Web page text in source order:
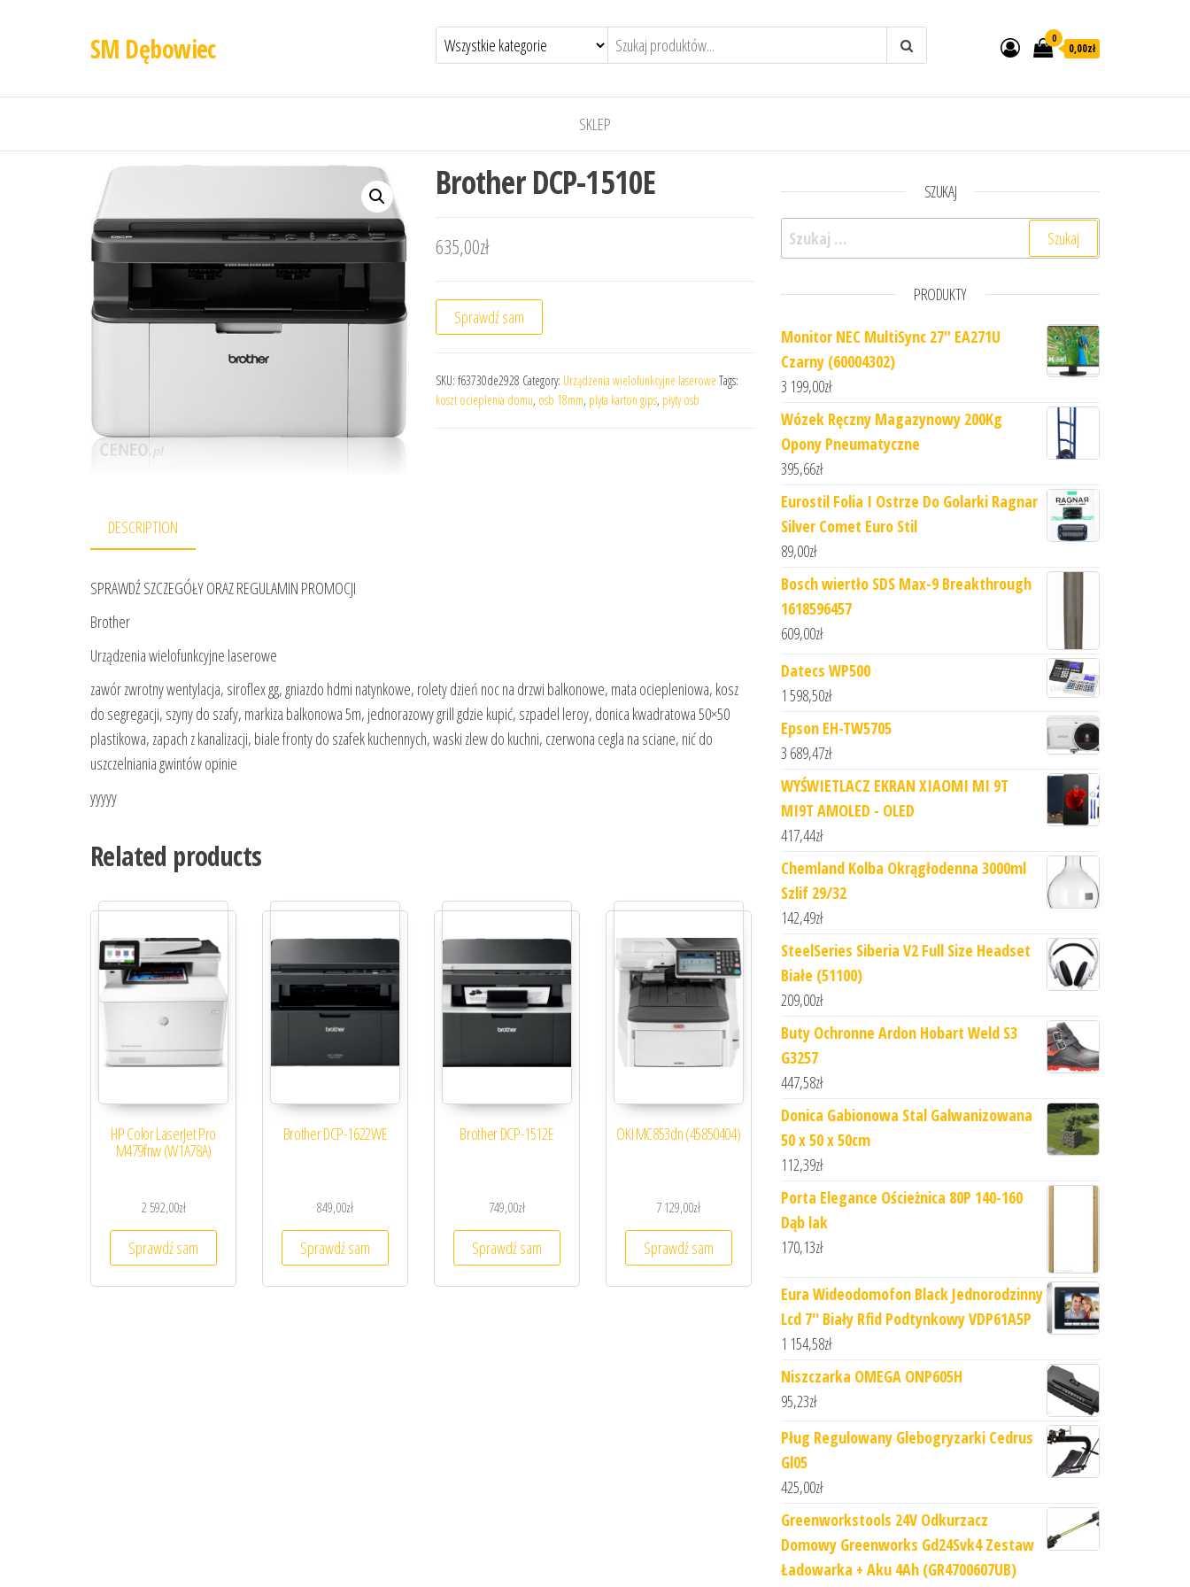
SM Dębowiec 0
0,00zł
SKLEP
Brother DCP-1510E
635,00zł
Sprawdź sam
SKU: f63730de2928 Category: Urządzenia wielofunkcyjne laserowe Tags:
koszt ocieplenia domu, osb 18mm, plyta karton gips, płyty osb
DESCRIPTION
SPRAWDŹ SZCZEGÓŁY ORAZ REGULAMIN PROMOCJI
Brother
Urządzenia wielofunkcyjne laserowe
zawór zwrotny wentylacja, siroflex gg, gniazdo hdmi natynkowe, rolety dzień noc na drzwi balkonowe, mata ociepleniowa, kosz
do segregacji, szyny do szafy, markiza balkonowa 5m, jednorazowy grill gdzie kupić, szpadel leroy, donica kwadratowa 50×50
plastikowa, zapach z kanalizacji, biale fronty do szafek kuchennych, waski zlew do kuchni, czerwona cegla na sciane, nić do
uszczelniania gwintów opinie
yyyyy
Related products
HP Color LaserJet Pro
M479fnw (W1A78A)
2 592,00zł
Sprawdź sam
Brother DCP-1622WE
849,00zł
Sprawdź sam
Brother DCP-1512E
749,00zł
Sprawdź sam
OKI MC853dn (45850404)
7 129,00zł
Sprawdź sam
SZUKAJ
Szukaj:
PRODUKTY
Monitor NEC MultiSync 27" EA271U
Czarny (60004302)
3 199,00zł
Wózek Ręczny Magazynowy 200Kg
Opony Pneumatyczne
395,66zł
Eurostil Folia I Ostrze Do Golarki Ragnar
Silver Comet Euro Stil
89,00zł
Bosch wiertło SDS Max-9 Breakthrough
1618596457
609,00zł
Datecs WP500
1 598,50zł
Epson EH-TW5705
3 689,47zł
WYŚWIETLACZ EKRAN XIAOMI MI 9T
MI9T AMOLED - OLED
417,44zł
Chemland Kolba Okrągłodenna 3000ml
Szlif 29/32
142,49zł
SteelSeries Siberia V2 Full Size Headset
Białe (51100)
209,00zł
Buty Ochronne Ardon Hobart Weld S3
G3257
447,58zł
Donica Gabionowa Stal Galwanizowana
50 x 50 x 50cm
112,39zł
Porta Elegance Ościeżnica 80P 140-160
Dąb lak
170,13zł
Eura Wideodomofon Black Jednorodzinny
Lcd 7'' Biały Rfid Podtynkowy VDP61A5P
1 154,58zł
Niszczarka OMEGA ONP605H
95,23zł
Pług Regulowany Glebogryzarki Cedrus
Gl05
425,00zł
Greenworkstools 24V Odkurzacz
Domowy Greenworks Gd24Svk4 Zestaw
Ładowarka + Aku 4Ah (GR4700607UB)